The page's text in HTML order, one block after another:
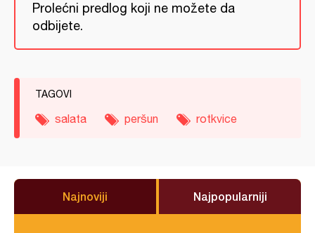
Prolećni predlog koji ne možete da
odbijete.
TAGOVI
salata peršun rotkvice
Najnoviji Najpopularniji